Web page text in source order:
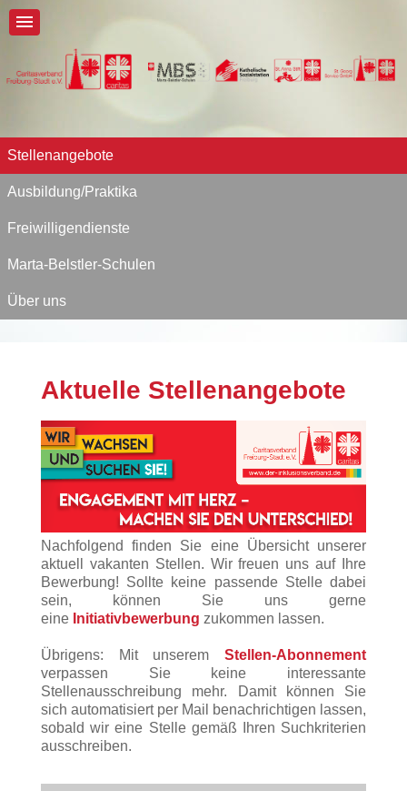
Stellenangebote
Ausbildung/Praktika
Freiwilligendienste
Marta-Belstler-Schulen
Über uns
Aktuelle Stellenangebote
Nachfolgend finden Sie eine Übersicht unserer
aktuell vakanten Stellen. Wir freuen uns auf Ihre
Bewerbung! Sollte keine passende Stelle dabei
sein, können Sie uns gerne
eine Initiativbewerbung zukommen lassen.
Übrigens: Mit unserem Stellen-Abonnement
verpassen Sie keine interessante
Stellenausschreibung mehr. Damit können Sie
sich automatisiert per Mail benachrichtigen lassen,
sobald wir eine Stelle gemäß Ihren Suchkriterien
ausschreiben.